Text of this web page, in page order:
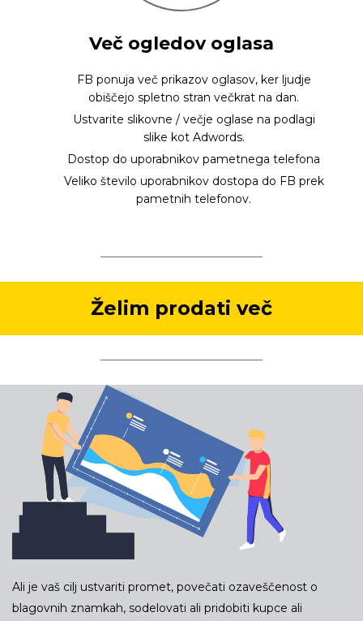
Več ogledov oglasa
FB ponuja več prikazov oglasov, ker ljudje
obiščejo spletno stran večkrat na dan.
Ustvarite slikovne / večje oglase na podlagi
slike kot Adwords.
Dostop do uporabnikov pametnega telefona
Veliko število uporabnikov dostopa do FB prek
pametnih telefonov.
Želim prodati več
Ali je vaš cilj ustvariti promet, povečati ozaveščenost o
blagovnih znamkah, sodelovati ali pridobiti kupce ali